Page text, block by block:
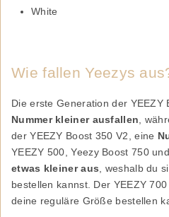
White
Wie fallen Yeezys
Die erste Generation der YEEZY
Nummer kleiner ausfallen,
der YEEZY Boost 350 V2, eine
YEEZY 500, Yeezy Boost 750
etwas kleiner aus, weshalb du
bestellen kannst. Der YEEZY 700
deine reguläre Größe bestellen